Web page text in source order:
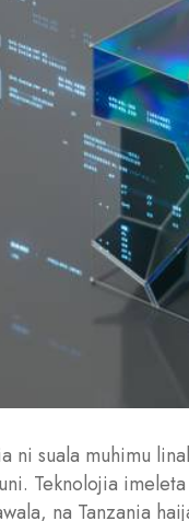
ni suala muhimu
Teknolojia
na Tanzania